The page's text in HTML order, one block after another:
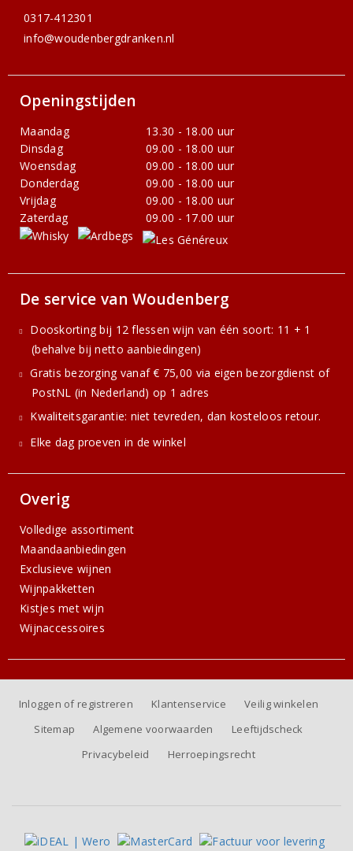
0317-412301
info@woudenbergdranken.nl
Openingstijden
Maandag
13.30 - 18.00 uur
Dinsdag
09.00 - 18.00 uur
Woensdag
09.00 - 18.00 uur
Donderdag
09.00 - 18.00 uur
Vrijdag
09.00 - 18.00 uur
Zaterdag
09.00 - 17.00 uur
De service van Woudenberg
Dooskorting bij 12 flessen wijn van één soort: 11 + 1
(behalve bij netto aanbiedingen)
Gratis bezorging vanaf € 75,00 via eigen bezorgdienst of
PostNL (in Nederland) op 1 adres
Kwaliteitsgarantie: niet tevreden, dan kosteloos retour.
Elke dag proeven in de winkel
Overig
Volledige assortiment
Maandaanbiedingen
Exclusieve wijnen
Wijnpakketten
Kistjes met wijn
Wijnaccessoires
Inloggen of registreren Klantenservice
Veilig winkelen
Sitemap
Algemene voorwaarden
Leeftijdscheck
Privacybeleid
Herroepingsrecht